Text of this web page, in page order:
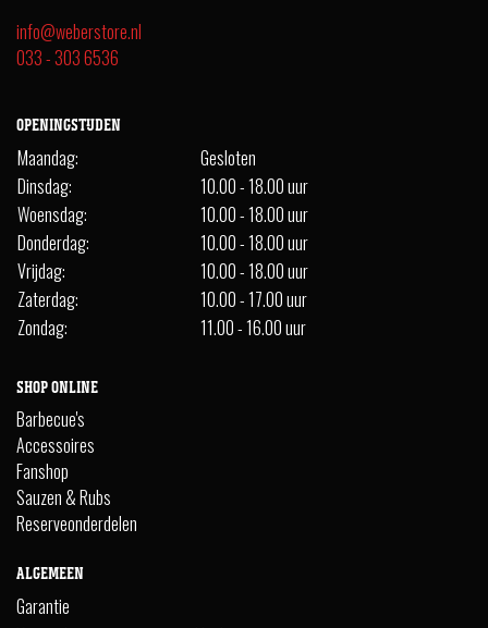
info@weberstore.nl
033 - 303 6536
OPENINGSTIJDEN
Maandag:
Gesloten
Dinsdag:
10.00 - 18.00 uur
Woensdag:
10.00 - 18.00 uur
Donderdag:
10.00 - 18.00 uur
Vrijdag:
10.00 - 18.00 uur
Zaterdag:
10.00 - 17.00 uur
Zondag:
11.00 - 16.00 uur
SHOP ONLINE
Barbecue's
Accessoires
Fanshop
Sauzen & Rubs
Reserveonderdelen
ALGEMEEN
Garantie